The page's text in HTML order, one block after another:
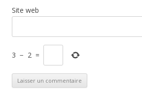
Site web
3 − 2 =